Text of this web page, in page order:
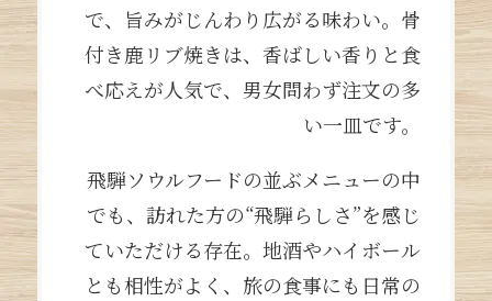
で、旨みがじんわり広がる味わい。骨
付き鹿リブ焼きは、香ばしい香りと食
べ応えが人気で、男女問わず注文の多
い一皿です。
飛騨ソウルフードの並ぶメニューの中
でも、訪れた方の“飛騨らしさ”を感じ
ていただける存在。地酒やハイボール
とも相性がよく、旅の食事にも日常の